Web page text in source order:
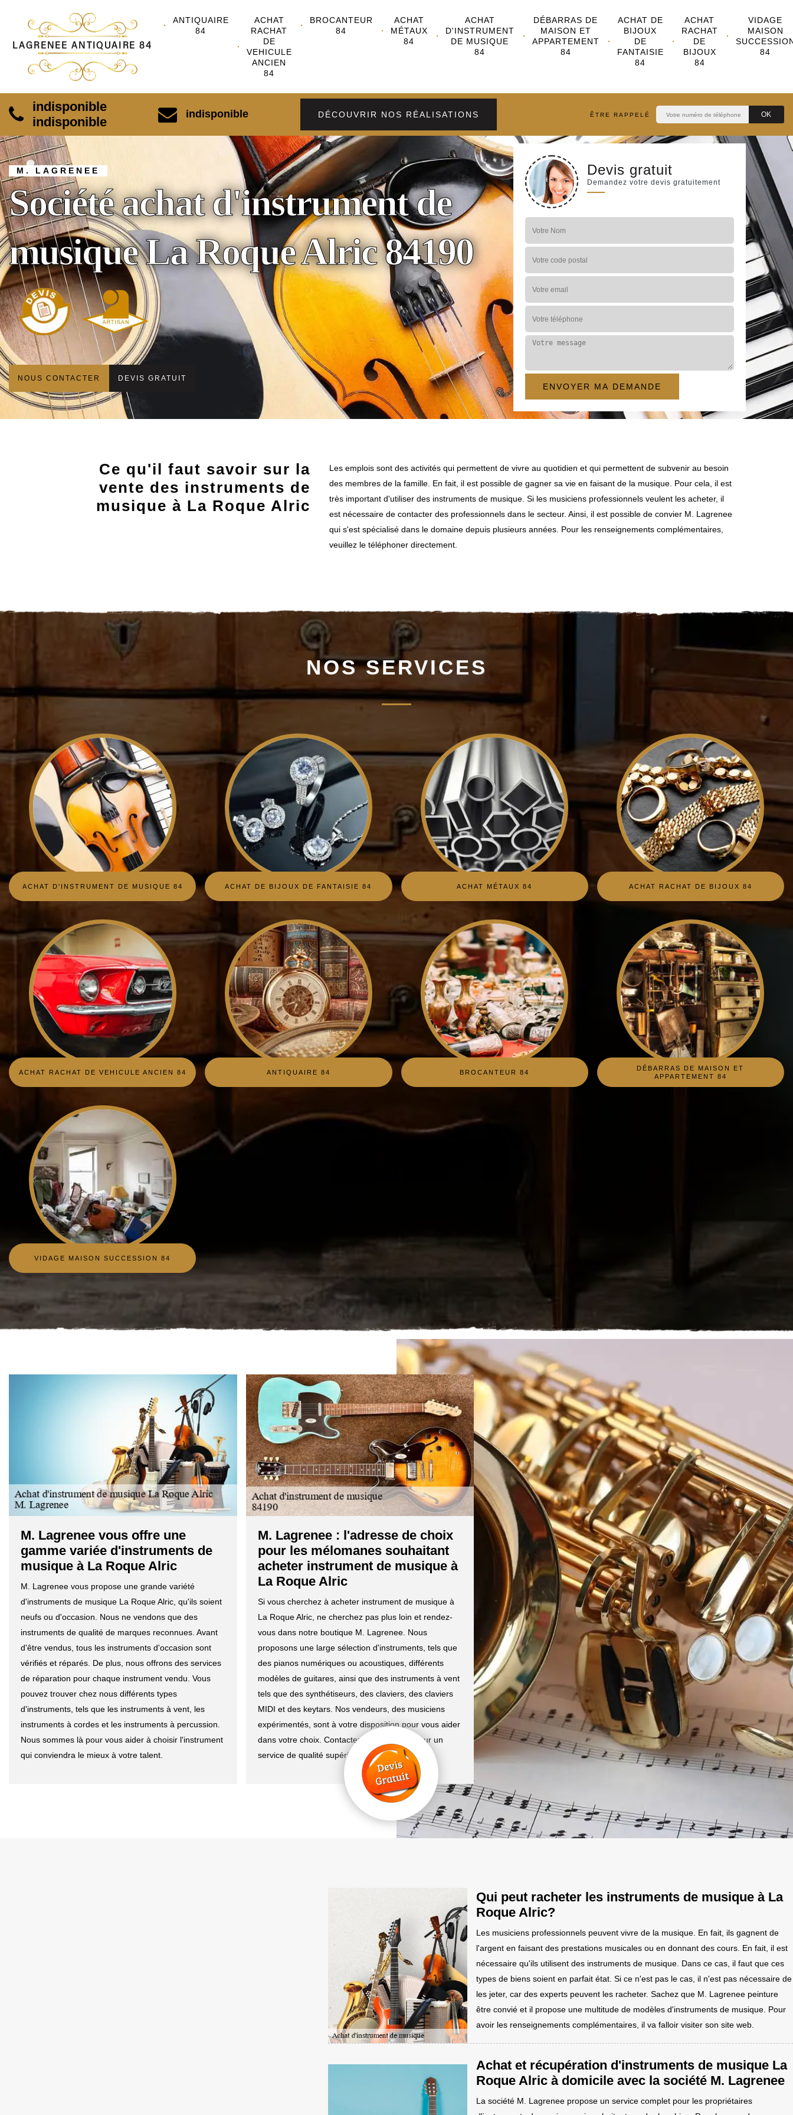
ANTIQUAIRE
84
ACHAT
RACHAT
DE
VEHICULE
ANCIEN
84
BROCANTEUR
84
ACHAT
MÉTAUX
84
ACHAT
D'INSTRUMENT
DE MUSIQUE
84
DÉBARRAS DE
MAISON ET
APPARTEMENT
84
ACHAT DE
BIJOUX
DE
FANTAISIE
84
ACHAT
RACHAT
DE
BIJOUX
84
VIDAGE
MAISON
84
indisponible
indisponible
indisponible DÉCOUVRIR NOS RÉALISATIONS ÊTRE RAPPELÉ
M. LAGRENEE
Société achat d'instrument de
musique La Roque Alric 84190
NOUS CONTACTER DEVIS GRATUIT
Devis gratuit
Demandez votre devis gratuitement
Ce qu'il faut savoir sur la
vente des instruments de
musique à La Roque Alric
Les emplois sont des activités qui permettent de vivre au quotidien et qui permettent de subvenir au besoin
des membres de la famille. En fait, il est possible de gagner sa vie en faisant de la musique. Pour cela, il est
très important d'utiliser des instruments de musique. Si les musiciens professionnels veulent les acheter, il
est nécessaire de contacter des professionnels dans le secteur. Ainsi, il est possible de convier M. Lagrenee
qui s'est spécialisé dans le domaine depuis plusieurs années. Pour les renseignements complémentaires,
veuillez le téléphoner directement.
NOS SERVICES
ACHAT D'INSTRUMENT DE MUSIQUE 84 ACHAT DE BIJOUX DE FANTAISIE 84 ACHAT MÉTAUX 84 ACHAT RACHAT DE BIJOUX 84
ACHAT RACHAT DE VEHICULE ANCIEN 84 ANTIQUAIRE 84 BROCANTEUR 84
DÉBARRAS DE MAISON ET
APPARTEMENT 84
VIDAGE MAISON SUCCESSION 84
M. Lagrenee vous offre une
gamme variée d'instruments de
musique à La Roque Alric
M. Lagrenee vous propose une grande variété
d'instruments de musique La Roque Alric, qu'ils soient
neufs ou d'occasion. Nous ne vendons que des
instruments de qualité de marques reconnues. Avant
d'être vendus, tous les instruments d'occasion sont
vérifiés et réparés. De plus, nous offrons des services
de réparation pour chaque instrument vendu. Vous
pouvez trouver chez nous différents types
d'instruments, tels que les instruments à vent, les
instruments à cordes et les instruments à percussion.
Nous sommes là pour vous aider à choisir l'instrument
qui conviendra le mieux à votre talent.
M. Lagrenee : l'adresse de choix
pour les mélomanes souhaitant
acheter instrument de musique à
La Roque Alric
Si vous cherchez à acheter instrument de musique à
La Roque Alric, ne cherchez pas plus loin et rendez-
vous dans notre boutique M. Lagrenee. Nous
proposons une large sélection d'instruments, tels que
des pianos numériques ou acoustiques, différents
modèles de guitares, ainsi que des instruments à vent
tels que des synthétiseurs, des claviers, des claviers
MIDI et des keytars. Nos vendeurs, des musiciens
expérimentés, sont à votre disposition pour vous aider
dans votre choix. Contactez M. Lagrenee pour un
service de qualité supérieure.
Qui peut racheter les instruments de musique à La
Roque Alric?
Les musiciens professionnels peuvent vivre de la musique. En fait, ils gagnent de
l'argent en faisant des prestations musicales ou en donnant des cours. En fait, il est
nécessaire qu'ils utilisent des instruments de musique. Dans ce cas, il faut que ces
types de biens soient en parfait état. Si ce n'est pas le cas, il n'est pas nécessaire de
les jeter, car des experts peuvent les racheter. Sachez que M. Lagrenee peinture
être convié et il propose une multitude de modèles d'instruments de musique. Pour
avoir les renseignements complémentaires, il va falloir visiter son site web.
Achat et récupération d'instruments de musique La
Roque Alric à domicile avec la société M. Lagrenee
La société M. Lagrenee propose un service complet pour les propriétaires